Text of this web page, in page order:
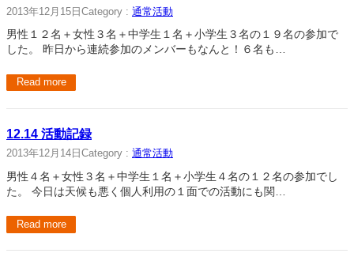
2013年12月15日 Category : 通常活動
男性１２名＋女性３名＋中学生１名＋小学生３名の１９名の参加で
した。 昨日から連続参加のメンバーもなんと！６名も…
Read more
12.14 活動記録
2013年12月14日 Category : 通常活動
男性４名＋女性３名＋中学生１名＋小学生４名の１２名の参加でし
た。 今日は天候も悪く個人利用の１面での活動にも関…
Read more